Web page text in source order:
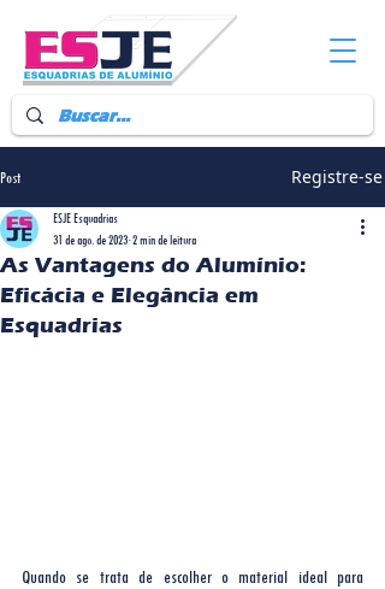
Post Registre-se
As Vantagens do Alumínio:
Eficácia e Elegância em
Esquadrias
ESJE Esquadrias
31 de ago. de 2023 2 min de leitura
Quando se trata de escolher o material ideal para